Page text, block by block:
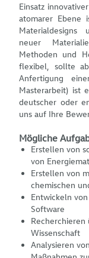
Einsatz
atomarer Ebene
Materialdesigns
neuer
Methoden und
flexibel, sollte
Anfertigung
Masterarbeit) ist
deutscher oder
uns auf Ihre
Mögliche
Erstellen von
von
Erstellen von
chemischen
Entwickeln
Software
Wissenschaft
Analysieren